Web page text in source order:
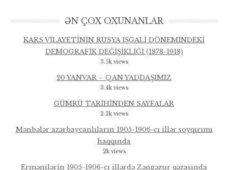
ƏN ÇOX OXUNANLAR
KARS VİLAYETİNİN RUSYA İŞGALİ DÖNEMİNDEKİ
DEMOGRAFİK DEĞİŞİKLİĞİ (1878-1918)
3.5k views
20 YANVAR – QAN YADDAŞIMIZ
3.4k views
GÜMRÜ TARİHİNDEN SAYFALAR
2.2k views
Mənbələr azərbaycanlıların 1905-1906-cı illər soyqırımı
haqqında
2k views
Ermənilərin 1905-1906-cı illərdə Zəngəzur qəzasında